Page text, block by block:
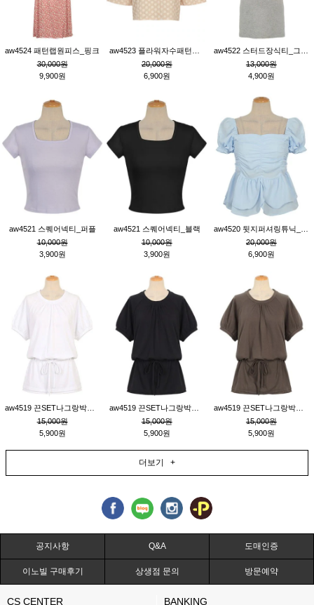
aw4524 패턴랩원피스_핑크
30,000원
9,900원
20,000원
6,900원
13,000원
4,900원
aw4521 스퀘어넥티_퍼플
10,000원
3,900원
aw4521 스퀘어넥티_블랙
10,000원
3,900원
20,000원
6,900원
15,000원
5,900원
15,000원
5,900원
15,000원
5,900원
더보기 +
공지사항 Q&A 도매인증
이노빌 구매후기 상생점 문의 방문예약
CS CENTER BANKING